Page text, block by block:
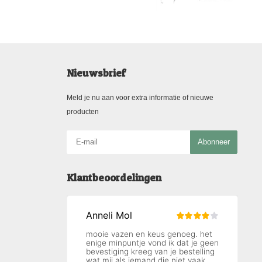
Nieuwsbrief
Meld je nu aan voor extra informatie of nieuwe
producten
Abonneer
Klantbeoordelingen